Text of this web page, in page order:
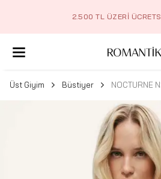
2.500 TL ÜZERI
Üst Giyim Büstiyer NOCTURNE